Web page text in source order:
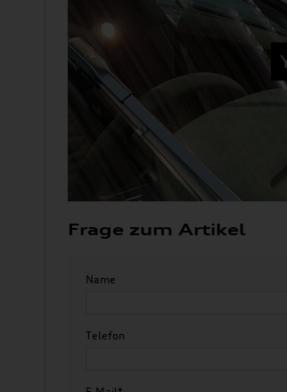
Frage zum Artikel
Name
Telefon